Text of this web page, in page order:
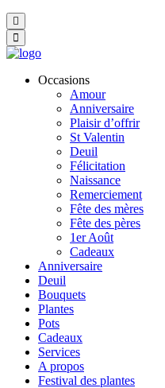
Hamburger
Toggle
Menu
Occasions
Amour
Anniversaire
Plaisir d’offrir
St Valentin
Deuil
Félicitation
Naissance
Remerciement
Fête des mères
Fête des pères
1er Août
Cadeaux
Anniversaire
Deuil
Bouquets
Plantes
Pots
Cadeaux
Services
A propos
Festival des plantes